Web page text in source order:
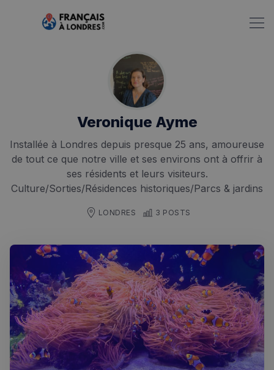
Rechercher dans Français à Londres - Magazine
RECHERCHES POPULAIRES
Annuaire des professionnels
Visites guidées
Événements à venir
Veronique Ayme
Installée à Londres depuis presque 25 ans, amoureuse
de tout ce que notre ville et ses environs ont à offrir à
ses résidents et leurs visiteurs.
Culture/Sorties/Résidences historiques/Parcs & jardins
LONDRES 3 POSTS